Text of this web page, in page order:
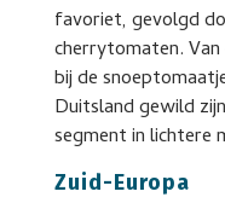
favoriet, gevolgd
cherrytomaten.
bij de
Duitsland gewild
segment in lichtere
Zuid-Europa